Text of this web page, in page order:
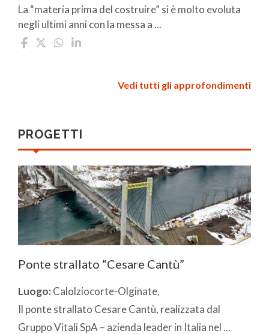
La “materia prima del costruire” si è molto evoluta
negli ultimi anni con la messa a ...
Vedi tutti gli approfondimenti
PROGETTI
Ponte strallato “Cesare Cantù”
Luogo: Calolziocorte-Olginate,
Il ponte strallato Cesare Cantù, realizzata dal
Gruppo Vitali SpA – azienda leader in Italia nel ...